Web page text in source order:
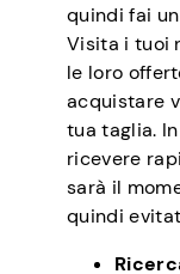
quindi fai
Visita i tuoi
le loro
acquistare
tua taglia.
ricevere
sarà il
quindi